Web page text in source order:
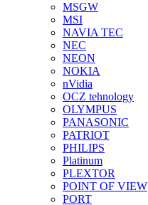
MSGW
MSI
NAVIA TEC
NEC
NEON
NOKIA
nVidia
OCZ tehnology
OLYMPUS
PANASONIC
PATRIOT
PHILIPS
Platinum
PLEXTOR
POINT OF VIEW
PORT